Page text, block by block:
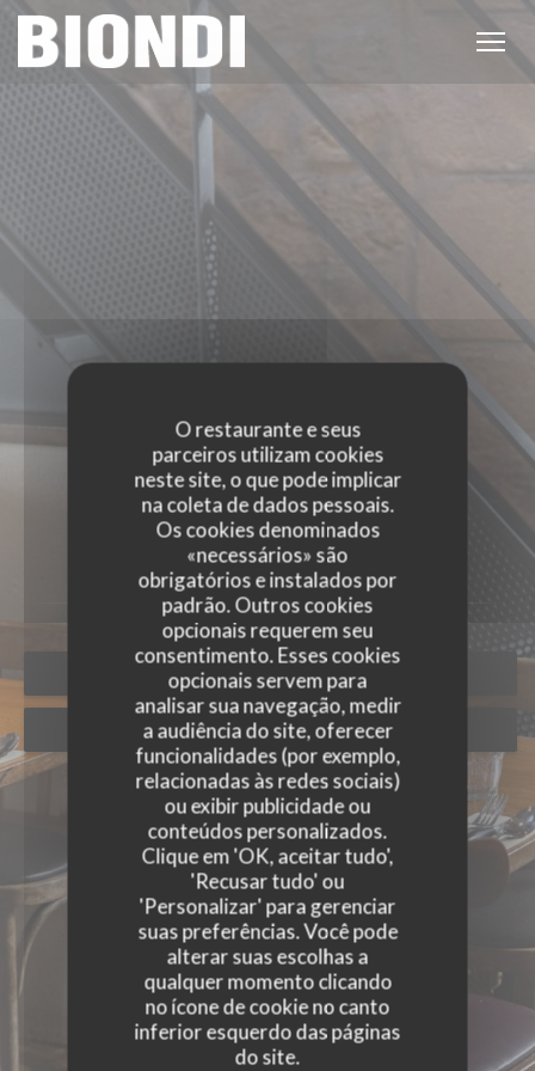
Painel de Gerenciamento de Cookies
O restaurante e seus
parceiros utilizam cookies
neste site, o que pode implicar
na coleta de dados pessoais.
Os cookies denominados
«necessários» são
obrigatórios e instalados por
padrão. Outros cookies
opcionais requerem seu
consentimento. Esses cookies
opcionais servem para
analisar sua navegação, medir
a audiência do site, oferecer
funcionalidades (por exemplo,
relacionadas às redes sociais)
ou exibir publicidade ou
conteúdos personalizados.
Clique em 'OK, aceitar tudo',
'Recusar tudo' ou
'Personalizar' para gerenciar
suas preferências. Você pode
alterar suas escolhas a
qualquer momento clicando
no ícone de cookie no canto
inferior esquerdo das páginas
do site.
EVENTOS
RESERVAR UMA MESA
PRIVATIZAÇÃO